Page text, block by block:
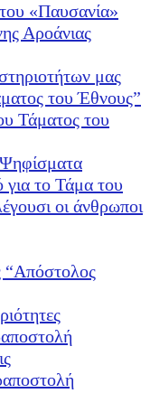
«Παυσανία»
Αροάνιας
μας
του Έθνους”
Τάματος του
για το Τάμα του
οι άνθρωποι
“Απόστολος